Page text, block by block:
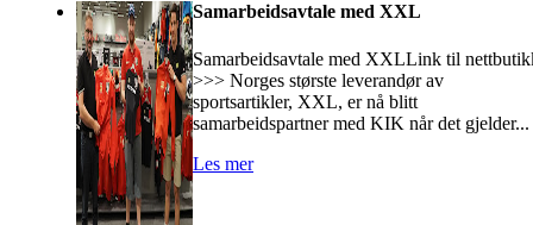
Samarbeidsavtale med XXL
Samarbeidsavtale med XXLLink til
>>> Norges største leverandør av
sportsartikler, XXL, er nå blitt
samarbeidspartner med KIK når det gjelder...
Les mer